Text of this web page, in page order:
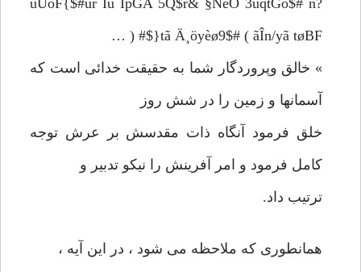
uÚöF{$#ur Îû Ïp­GÅ 5Q$­r& §NèO 3uqtGó$# n?
tã Ä¸öyèø9$# ( ãÎn/yã tøBF{$# ( …
» خالق وپروردگار شما به حقیقت خدائی است که
آسمانها و زمین را در شش روز
خلق فرمود آنگاه ذات مقدسش بر عرش توجه
کامل فرمود و امر آفرینش را نیکو تدبیر و
ترتیب داد.
همانطوری که ملاحظه می شود ، در این آیه ،